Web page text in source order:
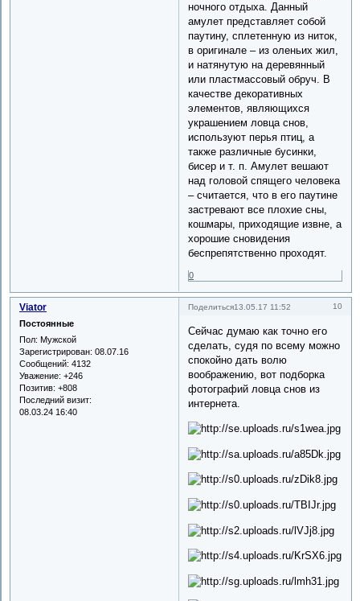
ночного отдыха. Данный
амулет представляет собой
паутину, сплетенную из ниток,
в оригинале – из оленьих жил,
и натянутую на деревянный
или пластмассовый обруч. В
качестве декоративных
элементов, являющихся
украшением ловца снов,
используют перья птиц, а
также различные бусинки,
бисер и т. п. Амулет вешают
над головой спящего человека
– считается, что в его паутине
застревают все плохие сны,
кошмары, приходящие извне, а
хорошие сновидения
беспрепятственно проходят.
0
Поделиться 10
13.05.17 11:52
Viator
Постоянные
Пол: Мужской
Зарегистрирован: 08.07.16
Сообщений: 4132
Уважение: +246
Позитив: +808
Последний визит:
08.03.24 16:40
Сейчас думаю как точно его
сделать, судя по всему можно
спокойно дать волю
воображению, вот подборка
фотографий ловца снов из
интернета.